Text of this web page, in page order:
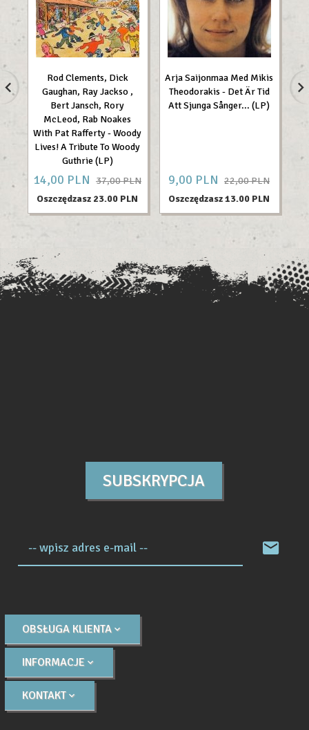
Rod Clements, Dick
Gaughan, Ray Jackso ,
Bert Jansch, Rory
McLeod, Rab Noakes
With Pat Rafferty - Woody
Lives! A Tribute To Woody
Guthrie (LP)
14,00 PLN 37,00 PLN
Oszczędzasz 23.00 PLN
Arja Saijonmaa Med Mikis
Theodorakis - Det Är Tid
Att Sjunga Sånger... (LP)
9,00 PLN 22,00 PLN
Oszczędzasz 13.00 PLN
SUBSKRYPCJA
-- wpisz adres e-mail --
OBSŁUGA KLIENTA
INFORMACJE
KONTAKT